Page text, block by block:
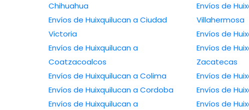
Chihuahua
Envíos de Huixquilucan a Ciudad
Victoria
Envíos de Huixquilucan a
Coatzacoalcos
Envíos de Huixquilucan a Colima
Envíos de Huixquilucan a Cordoba
Envíos de Huixquilucan a
Envíos de
Villahermosa
Envíos de
Envíos de
Zacatecas
Envíos de
Envíos de
Envíos de